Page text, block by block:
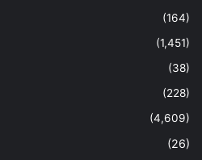
(164)
(1,451)
(38)
(228)
(4,609)
(26)